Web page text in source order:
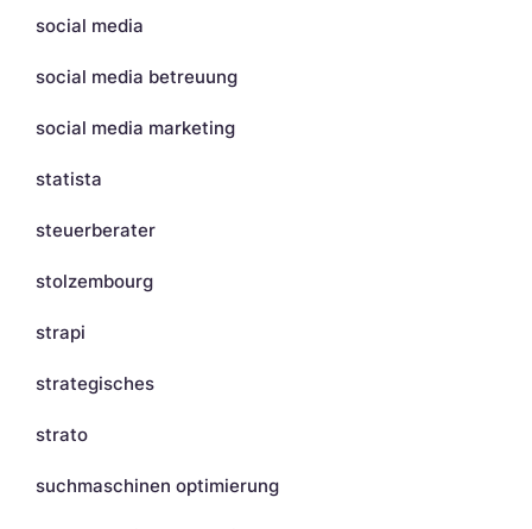
social media
social media betreuung
social media marketing
statista
steuerberater
stolzembourg
strapi
strategisches
strato
suchmaschinen optimierung